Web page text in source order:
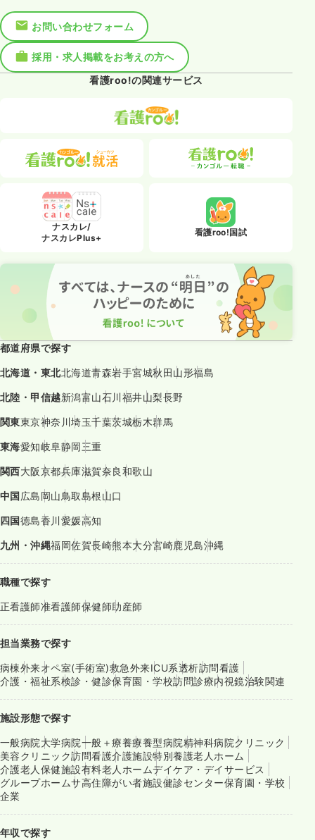
お問い合わせフォーム
採用・求人掲載をお考えの方へ
看護roo!の関連サービス
ナスカレ/
ナスカレPlus+
看護roo!国試
都道府県で探す
北海道・東北北海道青森岩手宮城秋田山形福島
北陸・甲信越新潟富山石川福井山梨長野
関東東京神奈川埼玉千葉茨城栃木群馬
東海愛知岐阜静岡三重
関西大阪京都兵庫滋賀奈良和歌山
中国広島岡山鳥取島根山口
四国徳島香川愛媛高知
九州・沖縄福岡佐賀長崎熊本大分宮崎鹿児島沖縄
職種で探す
正看護師准看護師保健師助産師
担当業務で探す
病棟外来オペ室(手術室)救急外来ICU系透析訪問看護
介護・福祉系検診・健診保育園・学校訪問診療内視鏡治験関連
施設形態で探す
一般病院大学病院一般＋療養療養型病院精神科病院クリニック
美容クリニック訪問看護介護施設特別養護老人ホーム
介護老人保健施設有料老人ホームデイケア・デイサービス
グループホームサ高住障がい者施設健診センター保育園・学校
企業
年収で探す